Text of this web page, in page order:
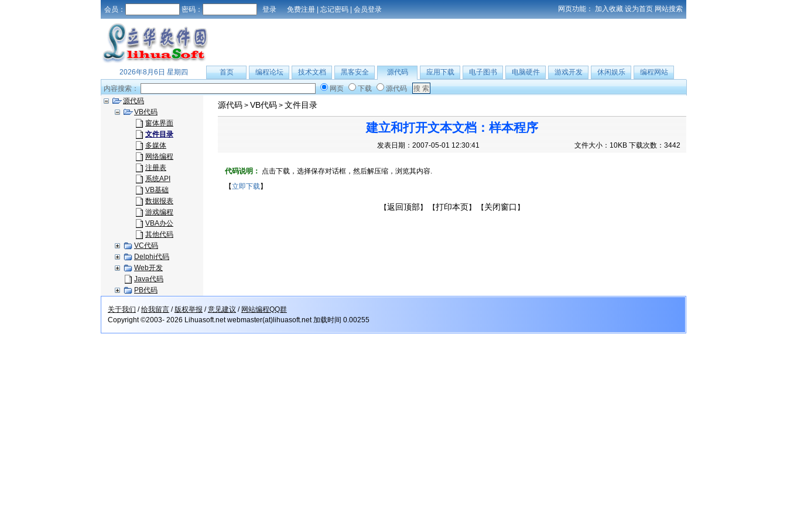
会员： 密码： 免费注册 | 忘记密码 | 会员登录 网页功能： 加入收藏 设为首页 网站搜索
2026年8月6日 星期四 首页 编程论坛 技术文档 黑客安全 源代码 应用下载 电子图书 电脑硬件 游戏开发 休闲娱乐
编程网站
内容搜索：
网页 下载
源代码
源代码
VB代码
窗体界面
文件目录
多媒体
网络编程
注册表
系统API
VB基础
数据报表
游戏编程
VBA办公
其他代码
VC代码
Delphi代码
Web开发
Java代码
PB代码
源代码 > VB代码 > 文件目录
建立和打开文本文档：样本程序
发表日期：2007-05-01 12:30:41 文件大小：10KB 下载次数：3442
代码说明： 点击下载，选择保存对话框，然后解压缩，浏览其内容.
【立即下载】
【返回顶部】 【打印本页】 【 关闭窗口 】
关于我们 /给我留言 /版权举报 /意见建议 / 网站编程QQ群
Copyright ©2003- 2026 Lihuasoft.net webmaster(at)lihuasoft.net 加载时间 0.00255